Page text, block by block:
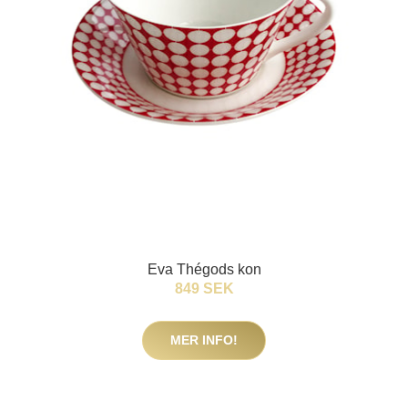
Eva Thégods kon
849 SEK
MER INFO!